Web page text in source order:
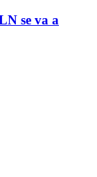
se va a